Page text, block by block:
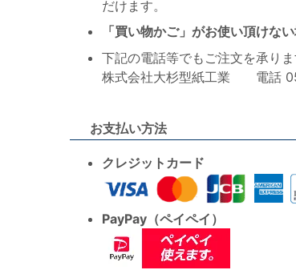
だけます。
「買い物かご」がお使い頂けな
下記の電話等でもご注文を承りま
株式会社大杉型紙工業 電話
お支払い方法
クレジットカード
PayPay（ペイペイ）